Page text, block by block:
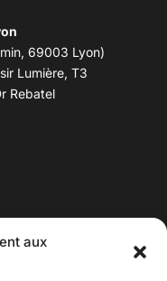
aux
69003 Lyon)
Lumière, T3
Rebatel